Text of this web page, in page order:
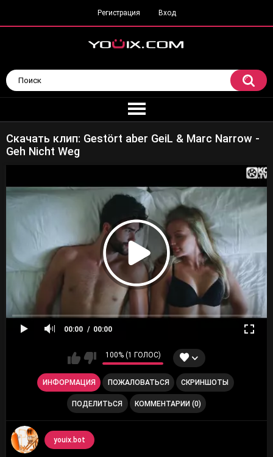
Регистрация Вход
Скачать клип: Gestört aber GeiL & Marc Narrow -
Geh Nicht Weg
00:00 00:00
100% (1 ГОЛОС)
ИНФОРМАЦИЯ ПОЖАЛОВАТЬСЯ СКРИНШОТЫ
ПОДЕЛИТЬСЯ КОММЕНТАРИИ (0)
youix.bot